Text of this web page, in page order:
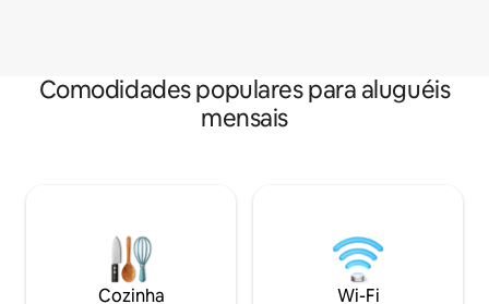
Comodidades populares para aluguéis
mensais
Cozinha Wi-Fi